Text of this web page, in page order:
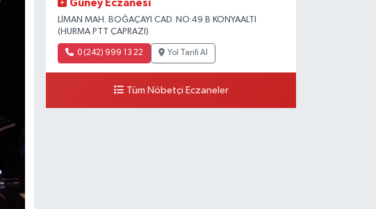
Güney Eczanesi
LİMAN MAH. BOĞAÇAYI CAD. NO:49 B KONYAALTI
(HURMA PTT ÇAPRAZI)
0 (242) 999 13 22 Yol Tarifi Al
Tüm Nöbetçi Eczaneler